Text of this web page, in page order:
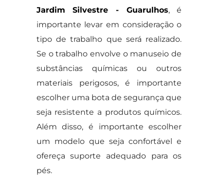
Jardim Silvestre - Guarulhos, é
importante levar em consideração o
tipo de trabalho que será realizado.
Se o trabalho envolve o manuseio de
substâncias químicas ou outros
materiais perigosos, é importante
escolher uma bota de segurança que
seja resistente a produtos químicos.
Além disso, é importante escolher
um modelo que seja confortável e
ofereça suporte adequado para os
pés.